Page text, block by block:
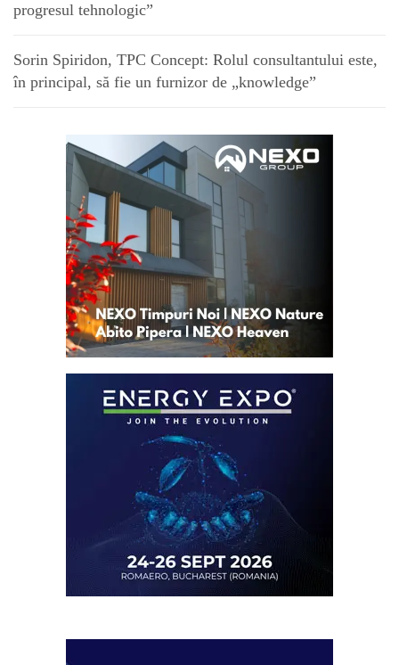
progresul tehnologic”
Sorin Spiridon, TPC Concept: Rolul consultantului este,
în principal, să fie un furnizor de „knowledge”